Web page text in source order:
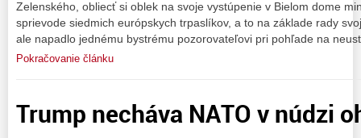
Zelenského, obliecť si oblek na svoje vystúpenie v Bielom dome
sprievode siedmich európskych trpaslíkov, a to na základe rady
ale napadlo jednému bystrému pozorovateľovi pri pohľade na
Pokračovanie článku
Trump necháva NATO v núdzi